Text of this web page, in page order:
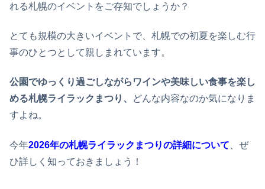
れる札幌のイベントをご存知でしょうか？
とても規模の大きいイベントで、札幌での初夏を楽しむ行
事のひとつとして親しまれています。
公園でゆっくり過ごしながらワインや美味しい食事を楽し
める札幌ライラックまつり、
どんな内容なのか気になりま
すよね。
今年2026年の札幌ライラックまつりの詳細について 、ぜ
ひ詳しく知っておきましょう！